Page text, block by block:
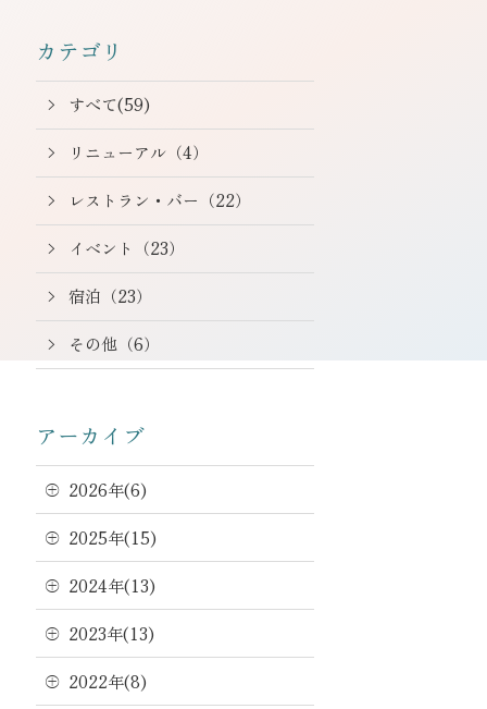
カテゴリ
すべて(59)
リニューアル（4）
レストラン・バー（22）
イベント（23）
宿泊（23）
その他（6）
アーカイブ
2026年(6)
2025年(15)
2024年(13)
2023年(13)
2022年(8)